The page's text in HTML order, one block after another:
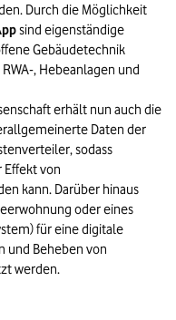
Durch die Möglichkeit
sind eigenständige
Gebäudetechnik
, Hebeanlagen und
erhält nun auch die
Daten der
sodass
Effekt von
kann. Darüber hinaus
oder eines
für eine digitale
und Beheben von
werden.